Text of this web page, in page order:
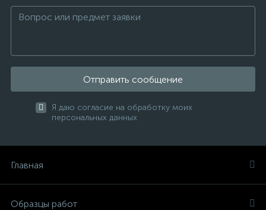
Отправить сообщение
Я даю согласие на обработку моих
персональных данных
Главная
Образцы работ